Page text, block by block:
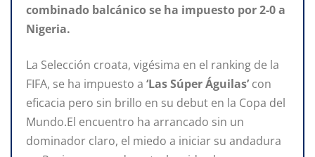
combinado balcánico se ha impuesto por 2-0 a
Nigeria.
La Selección croata, vigésima en el ranking de la
FIFA, se ha impuesto a ‘Las Súper Águilas’con
eficacia pero sin brillo en su debut en la Copa del
Mundo.El encuentro ha arrancado sin un
dominador claro, el miedo a iniciar su andadura